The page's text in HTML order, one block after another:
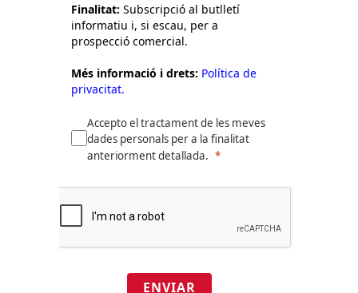
Finalitat: Subscripció al butlletí
informatiu i, si escau, per a
prospecció comercial.
Més informació i drets: Política de
privacitat.
Accepto el tractament de les meves
dades personals per a la finalitat
anteriorment detallada.
ENVIAR